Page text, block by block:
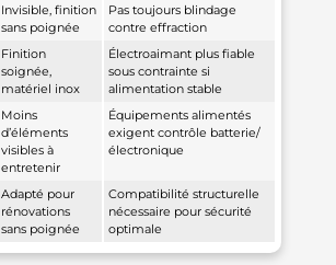
Invisible, finition
sans poignée
Pas toujours blindage
contre effraction
Finition
soignée,
matériel inox
Électroaimant plus fiable
sous contrainte si
alimentation stable
Moins
d’éléments
visibles à
entretenir
Équipements alimentés
exigent contrôle batterie/
électronique
Adapté pour
rénovations
sans poignée
Compatibilité structurelle
nécessaire pour sécurité
optimale